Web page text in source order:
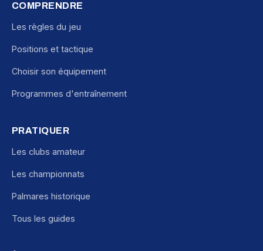
COMPRENDRE
Les règles du jeu
Positions et tactique
Choisir son équipement
Programmes d'entraînement
PRATIQUER
Les clubs amateur
Les championnats
Palmares historique
Tous les guides